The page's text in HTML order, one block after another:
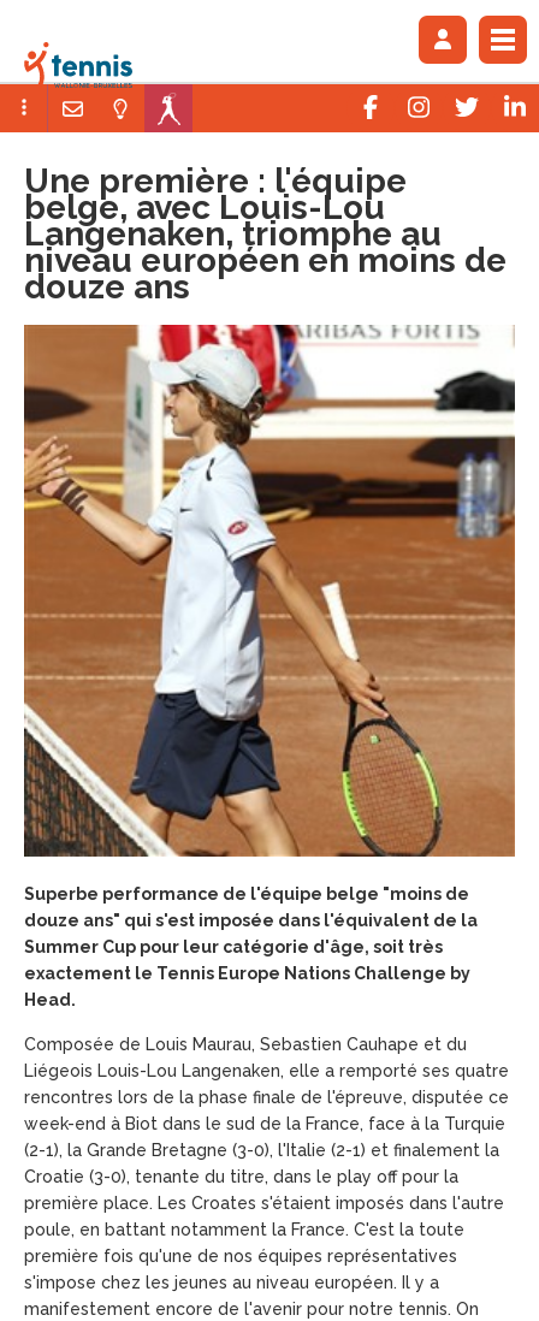
Une première : l'équipe
belge, avec Louis-Lou
Langenaken, triomphe au
niveau européen en moins de
douze ans
Superbe performance de l'équipe belge "moins de
douze ans" qui s'est imposée dans l'équivalent de la
Summer Cup pour leur catégorie d'âge, soit très
exactement le Tennis Europe Nations Challenge by
Head.
Composée de Louis Maurau, Sebastien Cauhape et du
Liégeois Louis-Lou Langenaken, elle a remporté ses quatre
rencontres lors de la phase finale de l'épreuve, disputée ce
week-end à Biot dans le sud de la France, face à la Turquie
(2-1), la Grande Bretagne (3-0), l'Italie (2-1) et finalement la
Croatie (3-0), tenante du titre, dans le play off pour la
première place. Les Croates s'étaient imposés dans l'autre
poule, en battant notamment la France. C'est la toute
première fois qu'une de nos équipes représentatives
s'impose chez les jeunes au niveau européen. Il y a
manifestement encore de l'avenir pour notre tennis. On